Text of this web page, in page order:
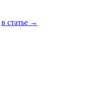
в статье →